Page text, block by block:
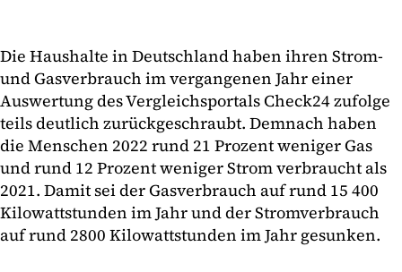
Die Haushalte in Deutschland haben ihren Strom-
und Gasverbrauch im vergangenen Jahr einer
Auswertung des Vergleichsportals Check24 zufolge
teils deutlich zurückgeschraubt. Demnach haben
die Menschen 2022 rund 21 Prozent weniger Gas
und rund 12 Prozent weniger Strom verbraucht als
2021. Damit sei der Gasverbrauch auf rund 15 400
Kilowattstunden im Jahr und der Stromverbrauch
auf rund 2800 Kilowattstunden im Jahr gesunken.